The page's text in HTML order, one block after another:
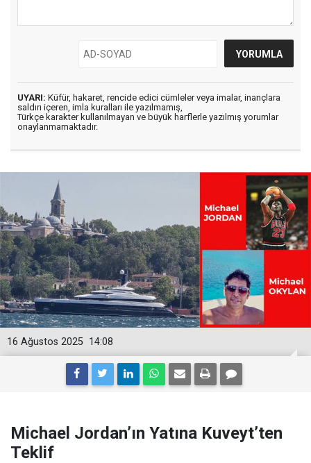
UYARI: Küfür, hakaret, rencide edici cümleler veya imalar, inançlara
saldırı içeren, imla kuralları ile yazılmamış,
Türkçe karakter kullanılmayan ve büyük harflerle yazılmış yorumlar
onaylanmamaktadır.
14:08
16 Ağustos 2025
Michael Jordan’ın Yatına Kuveyt’ten
Teklif